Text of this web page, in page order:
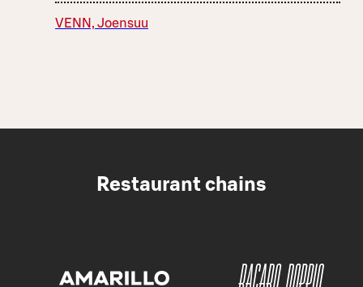
VENN, Joensuu
Restaurant chains